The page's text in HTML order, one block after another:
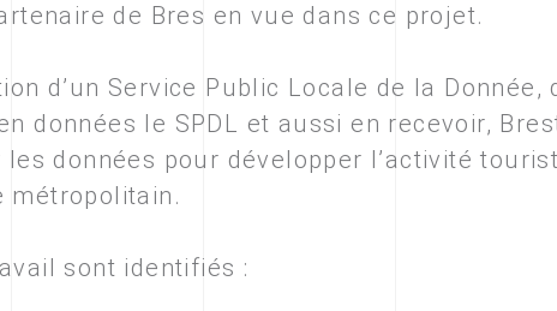
de Bres en vue dans ce projet.
d’un Service Public Locale de la Donnée,
données le SPDL et aussi en recevoir,
données pour développer l’activité
métropolitain.
sont identifiés :